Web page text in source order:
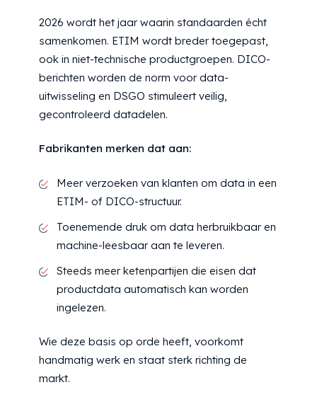
2026 wordt het jaar waarin standaarden écht
samenkomen. ETIM wordt breder toegepast,
ook in niet-technische productgroepen. DICO-
berichten worden de norm voor data-
uitwisseling en DSGO stimuleert veilig,
gecontroleerd datadelen.
Fabrikanten merken dat aan:
Meer verzoeken van klanten om data in een
ETIM- of DICO-structuur.
Toenemende druk om data herbruikbaar en
machine-leesbaar aan te leveren.
Steeds meer ketenpartijen die eisen dat
productdata automatisch kan worden
ingelezen.
Wie deze basis op orde heeft, voorkomt
handmatig werk en staat sterk richting de
markt.